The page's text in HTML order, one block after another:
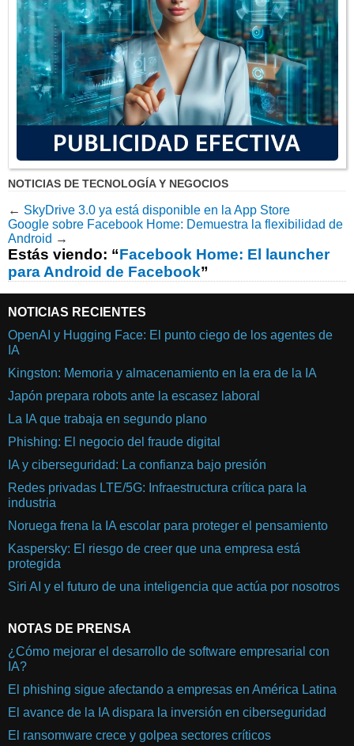
NOTICIAS DE TECNOLOGÍA Y NEGOCIOS
← SkyDrive 3.0 ya está disponible en la App Store
Google sobre Facebook Home: Demuestra la flexibilidad de
Android →
Estás viendo: “Facebook Home: El launcher
para Android de Facebook”
NOTICIAS RECIENTES
OpenAI y Hugging Face: El punto ciego de los agentes de
IA
Kingston: Memoria y almacenamiento en la era de la IA
Japón prepara robots ante la escasez laboral
La IA que trabaja en segundo plano
Phishing: El negocio del fraude digital
IA y ciberseguridad: La confianza bajo presión
Redes privadas LTE/5G: Infraestructura crítica para la
industria
Noruega frena la IA escolar para proteger el pensamiento
Kaspersky: El riesgo de creer que una empresa está
protegida
Siri AI y el futuro de una inteligencia que actúa por nosotros
NOTAS DE PRENSA
¿Cómo mejorar el desarrollo de software empresarial con
IA?
El phishing sigue afectando a empresas en América Latina
El avance de la IA dispara la inversión en ciberseguridad
El ransomware crece y golpea sectores críticos